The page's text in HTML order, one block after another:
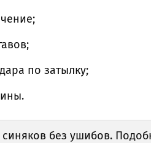
по затылку;
без ушибов.